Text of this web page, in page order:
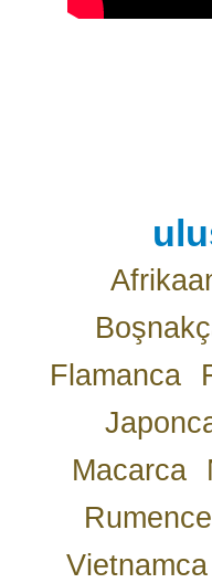
Flamanca
Macarca
Rumence
Vietnamca